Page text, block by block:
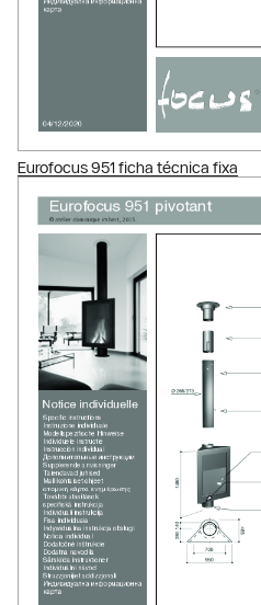
Eurofocus 951 ficha técnica fixa